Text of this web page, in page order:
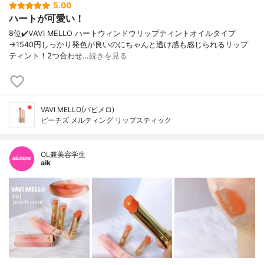
5.00
ハートが可愛い！
8位✔️VAVI MELLO ハートウィンドウリップティントオイルタイプ
→1540円しっかり発色が良いのにちゃんと透け感も感じられるリップ
ティント！2つ合わせ…続きを見る
VAVI MELLO(バビメロ)
ピーチズ メルティング リップスティック
OL兼美容学生
aik